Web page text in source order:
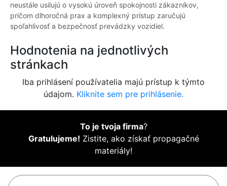
neustále usilujú o vysokú úroveň spokojnosti zákazníkov,
pričom dlhoročná prax a komplexný prístup zaručujú
spoľahlivosť a bezpečnosť prevádzky vozidiel.
Hodnotenia na jednotlivých
stránkach
Iba prihlásení používatelia majú prístup k týmto
údajom. Kliknite sem pre prihlásenie.
To je tvoja firma?
Gratulujeme! Zistite, ako získať propagačné
materiály!